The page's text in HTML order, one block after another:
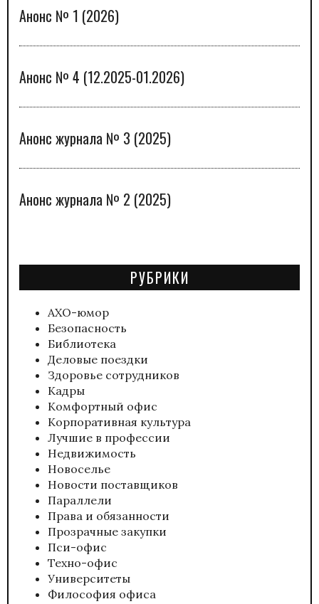
Анонс № 1 (2026)
Анонс № 4 (12.2025-01.2026)
Анонс журнала № 3 (2025)
Анонс журнала № 2 (2025)
РУБРИКИ
АХО-юмор
Безопасность
Библиотека
Деловые поездки
Здоровье сотрудников
Кадры
Комфортный офис
Корпоративная культура
Лучшие в профессии
Недвижимость
Новоселье
Новости поставщиков
Параллели
Права и обязанности
Прозрачные закупки
Пси-офис
Техно-офис
Университеты
Философия офиса